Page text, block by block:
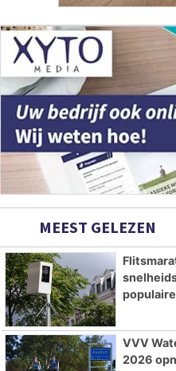
MEEST GELEZEN
VVV
2026